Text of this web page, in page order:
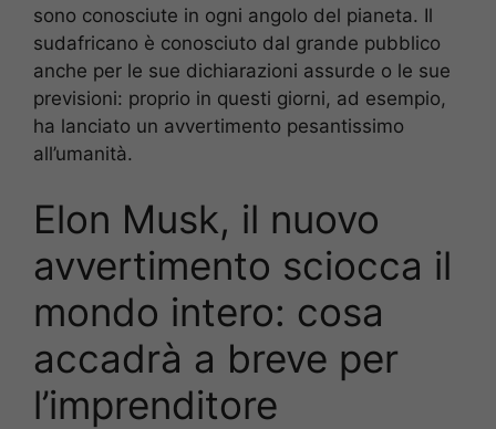
sono conosciute in ogni angolo del pianeta. Il
sudafricano è conosciuto dal grande pubblico
anche per le sue dichiarazioni assurde o le sue
previsioni: proprio in questi giorni, ad esempio,
ha lanciato un avvertimento pesantissimo
all’umanità.
Elon Musk, il nuovo
avvertimento sciocca il
mondo intero: cosa
accadrà a breve per
l’imprenditore